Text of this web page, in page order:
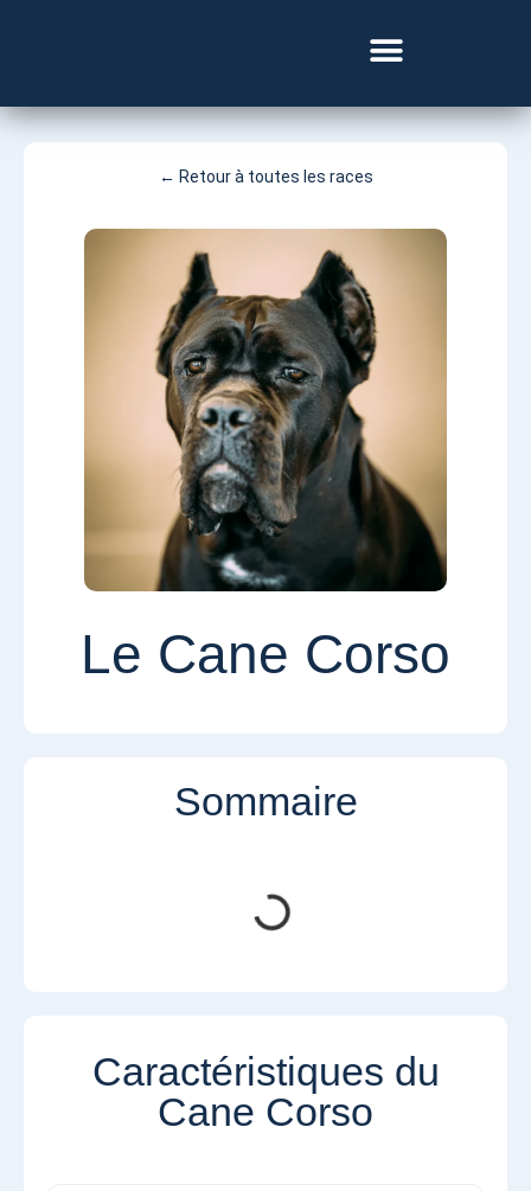
← Retour à toutes les races
Le Cane Corso
Sommaire
Caractéristiques du
Cane Corso